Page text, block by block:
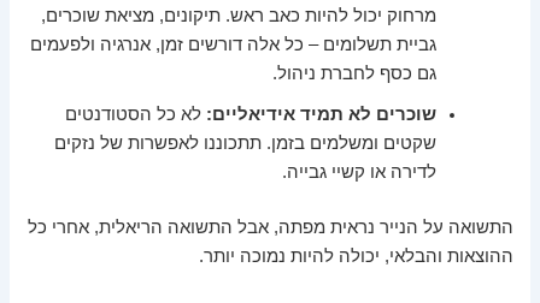
מרחוק יכול להיות כאב ראש. תיקונים, מציאת שוכרים,
גביית תשלומים – כל אלה דורשים זמן, אנרגיה ולפעמים
גם כסף לחברת ניהול.
שוכרים לא תמיד אידיאליים: לא כל הסטודנטים
שקטים ומשלמים בזמן. תתכוננו לאפשרות של נזקים
לדירה או קשיי גבייה.
התשואה על הנייר נראית מפתה, אבל התשואה הריאלית, אחרי כל
ההוצאות והבלאי, יכולה להיות נמוכה יותר.